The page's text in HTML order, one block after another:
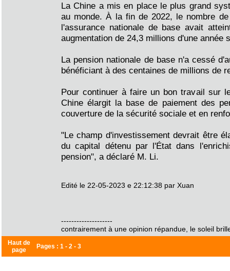
La Chine a mis en place le plus grand
au monde. À la fin de 2022, le nombre
l'assurance nationale de base avait
augmentation de 24,3 millions d'une année
La pension nationale de base n'a cessé
bénéficiant à des centaines de millions de
Pour continuer à faire un bon travail sur
Chine élargit la base de paiement des
couverture de la sécurité sociale et en
"Le champ d'investissement devrait être
du capital détenu par l'État dans
pension", a déclaré M. Li.
Edité le 22-05-2023 e 22:12:38 par Xuan
--------------------
contrairement à une opinion répandue, le soleil
Haut de
page
Pages : 1 - 2 - 3